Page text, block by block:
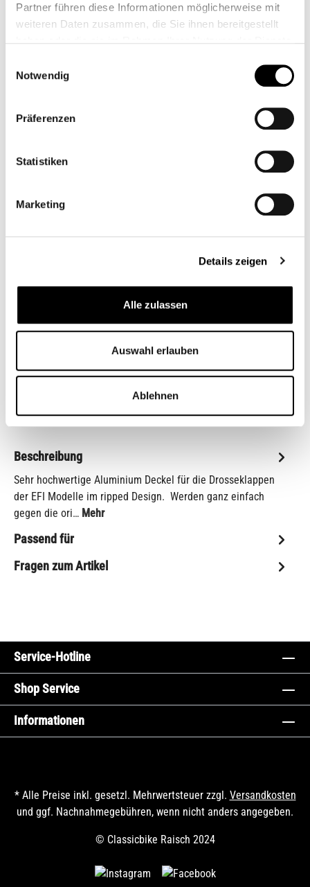
Partner führen diese Informationen möglicherweise mit
weiteren Daten zusammen, die Sie ihnen bereitgestellt
Notwendig
Präferenzen
Statistiken
Marketing
Details zeigen
Alle zulassen
Auswahl erlauben
Ablehnen
89,95 €*
Zum Merkzettel hinzufügen
MTE027C
Beschreibung
Sehr hochwertige Aluminium Deckel für die Drosseklappen
der EFI Modelle im ripped Design. Werden ganz einfach
gegen die ori… Mehr
Passend für
Fragen zum Artikel
Service-Hotline
Shop Service
Informationen
* Alle Preise inkl. gesetzl. Mehrwertsteuer zzgl. Versandkosten
und ggf. Nachnahmegebühren, wenn nicht anders angegeben.
© Classicbike Raisch 2024